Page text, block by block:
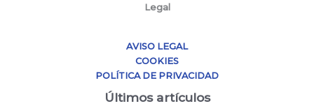
Legal
AVISO LEGAL
COOKIES
POLÍTICA DE PRIVACIDAD
Últimos artículos